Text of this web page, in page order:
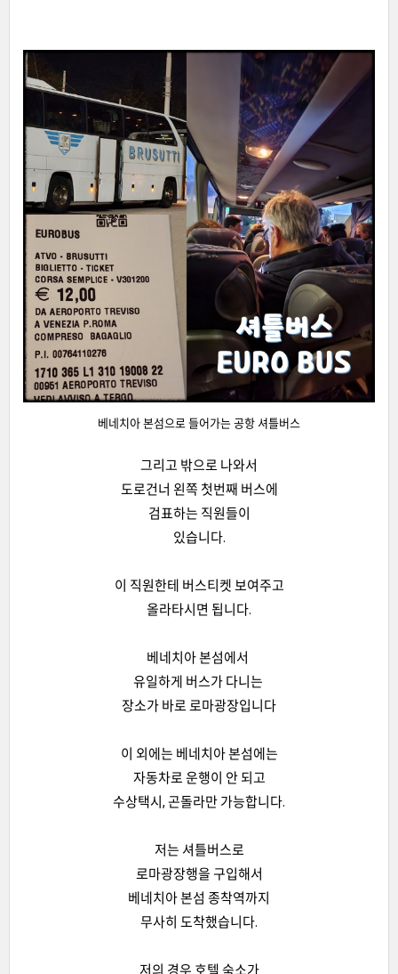
베네치아 본섬으로 들어가는 공항 셔틀버스
그리고 밖으로 나와서
도로건너 왼쪽 첫번째 버스에
검표하는 직원들이
있습니다.
이 직원한테 버스티켓 보여주고
올라타시면 됩니다.
베네치아 본섬에서
유일하게 버스가 다니는
장소가 바로 로마광장입니다
이 외에는 베네치아 본섬에는
자동차로 운행이 안 되고
수상택시, 곤돌라만 가능합니다.
저는 셔틀버스로
로마광장행을 구입해서
베네치아 본섬 종착역까지
무사히 도착했습니다.
저의 경우 호텔 숙소가